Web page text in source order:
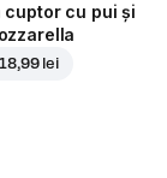
cuptor cu pui și
18,99 lei